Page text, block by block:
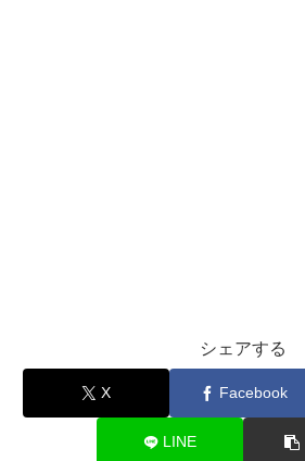
シェアする
X Facebook
LINE